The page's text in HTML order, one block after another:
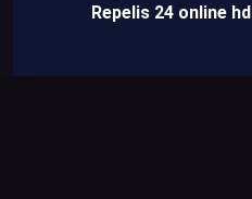
Repelis 24 online hd